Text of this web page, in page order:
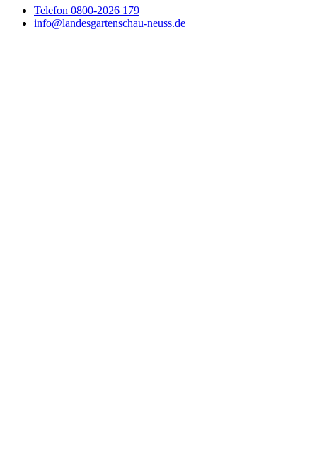
Telefon 0800-2026 179
info@landesgartenschau-neuss.de